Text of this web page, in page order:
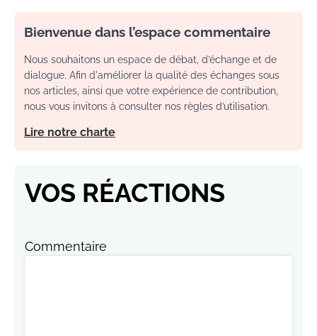
Bienvenue dans l’espace commentaire
Nous souhaitons un espace de débat, d’échange et de
dialogue. Afin d'améliorer la qualité des échanges sous
nos articles, ainsi que votre expérience de contribution,
nous vous invitons à consulter nos règles d’utilisation.
Lire notre charte
VOS RÉACTIONS
Commentaire